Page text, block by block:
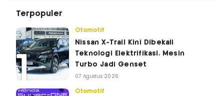
Terpopuler
Otomotif
Nissan X-Trail Kini Dibekali
Teknologi Elektrifikasi, Mesin
Turbo Jadi Genset
07 Agustus 2026
Otomotif